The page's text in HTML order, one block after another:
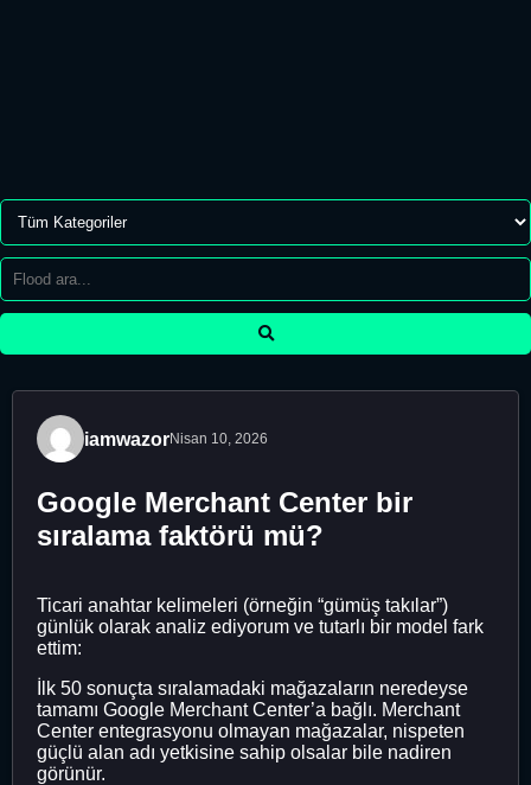
iamwazorNisan 10, 2026
Google Merchant Center bir
sıralama faktörü mü?
Ticari anahtar kelimeleri (örneğin “gümüş takılar”)
günlük olarak analiz ediyorum ve tutarlı bir model fark
ettim:
İlk 50 sonuçta sıralamadaki mağazaların neredeyse
tamamı Google Merchant Center’a bağlı. Merchant
Center entegrasyonu olmayan mağazalar, nispeten
güçlü alan adı yetkisine sahip olsalar bile nadiren
görünür.